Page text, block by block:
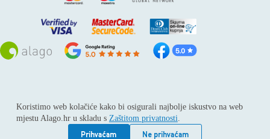
Koristimo web kolačiće kako bi osigurali najbolje iskustvo na web
mjestu Alago.hr u skladu s Zaštitom privatnosti.
Prihvaćam
Ne prihvaćam
Sva prava pridržana © 2026
Alago
ALAGO d.o.o. trgovina, usluge i zastupanje stranih tvrtki /
Adresa: Horvati 112, 10436 Rakov potok / Telefon: +385 1
6539 392 / E-mail: kontakt@alago.hr / Podaci o subjektu: